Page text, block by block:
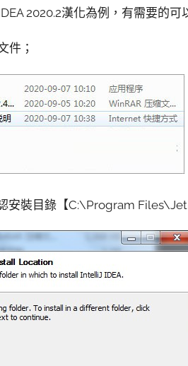
2020.2漢化為例，有需要的可
件；
安裝目錄【C:\Program